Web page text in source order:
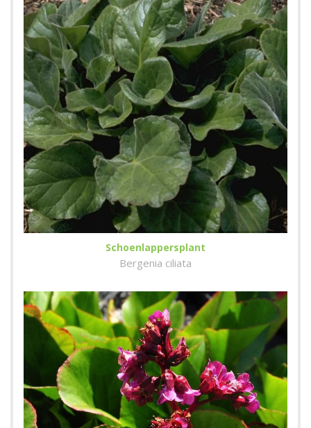
Schoenlappersplant
Bergenia ciliata